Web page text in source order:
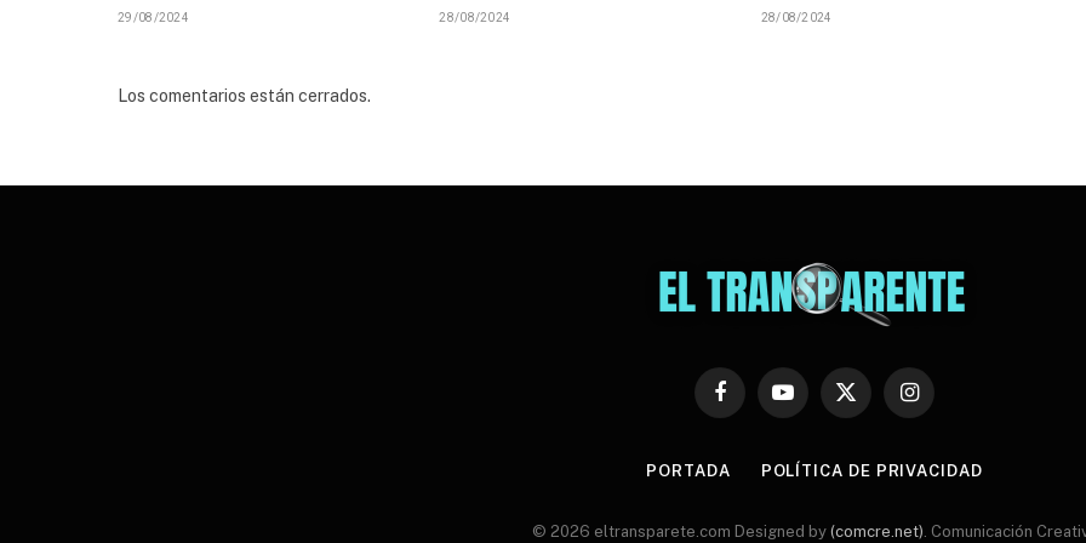
29/08/2024 28/08/2024 28/08/2024
Los comentarios están cerrados.
FacebookYouTubeX
Instagram
PORTADA POLÍTICA DE PRIVACIDAD
© 2026 eltransparete.com Designed by (comcre.net) . Comunicación